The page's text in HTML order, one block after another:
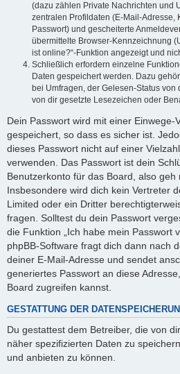
(dazu zählen Private Nachrichten und
zentralen Profildaten (E-Mail-Adresse,
Passwort) und gescheiterte
übermittelte Browser-Kennzeichnung
ist online?“-Funktion angezeigt und
Schließlich erfordern einzelne
Daten gespeichert werden. Dazu
bei Umfragen, der Gelesen-Status
von dir gesetzte Lesezeichen oder
Dein Passwort wird mit einer Einwege-
gespeichert, so dass es sicher ist.
dieses Passwort nicht auf einer
verwenden. Das Passwort ist dein
Benutzerkonto für das Board, also geh
Insbesondere wird dich kein Vertreter
Limited oder ein Dritter
fragen. Solltest du dein Passwort
die Funktion „Ich habe mein Passwort
phpBB-Software fragt dich dann nach
deiner E-Mail-Adresse und sendet
generiertes Passwort an diese
Board zugreifen kannst.
GESTATTUNG DER
Du gestattest dem Betreiber, die von
näher spezifizierten Daten zu
und anbieten zu können.